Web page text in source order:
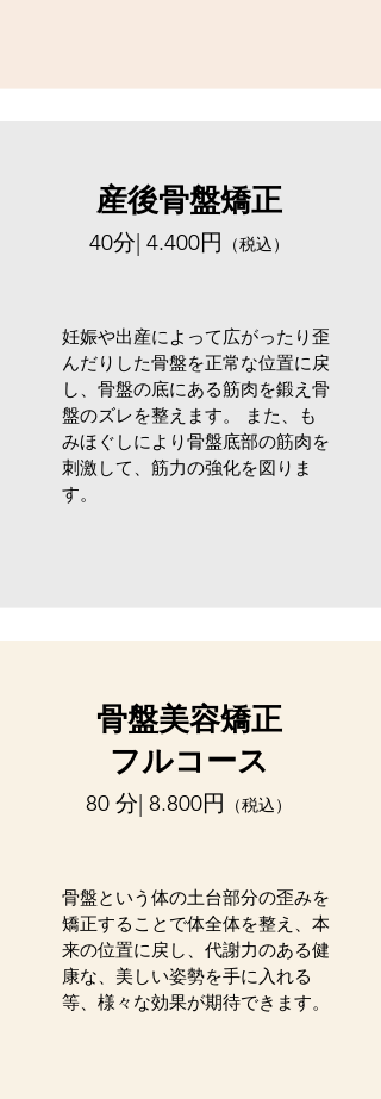
歪み整体
産後骨盤矯正
50 分| 5.500円（税込）
産後骨盤矯正
40分| 4.400円 （税込）
妊娠や出産によって広がったり歪
んだりした骨盤を正常な位置に戻
し、骨盤の底にある筋肉を鍛え骨
盤のズレを整えます。 また、も
みほぐしにより骨盤底部の筋肉を
刺激して、筋力の強化を図りま
す。
骨盤美容矯正
フルコース
80 分| 8.800円 （税込）
骨盤という体の土台部分の歪みを
矯正することで体全体を整え、本
来の位置に戻し、代謝力のある健
康な、美しい姿勢を手に入れる
等、様々な効果が期待できます。